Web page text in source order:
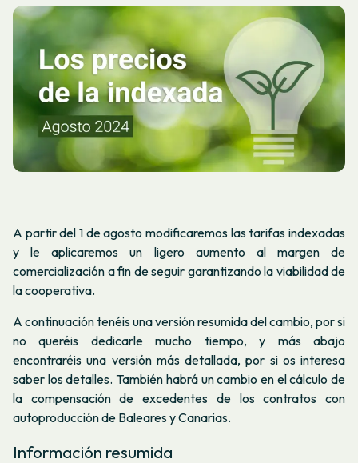
A partir del 1 de agosto modificaremos las tarifas indexadas
y le aplicaremos un ligero aumento al margen de
comercialización a fin de seguir garantizando la viabilidad de
la cooperativa.
A continuación tenéis una versión resumida del cambio, por si
no queréis dedicarle mucho tiempo, y más abajo
encontraréis una versión más detallada, por si os interesa
saber los detalles. También habrá un cambio en el cálculo de
la compensación de excedentes de los contratos con
autoproducción de Baleares y Canarias.
Información resumida